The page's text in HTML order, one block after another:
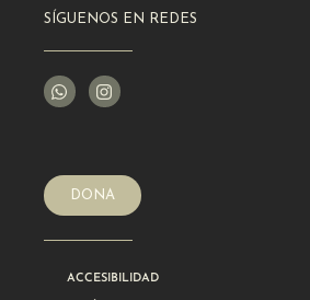
SÍGUENOS EN REDES
DONA
ACCESIBILIDAD